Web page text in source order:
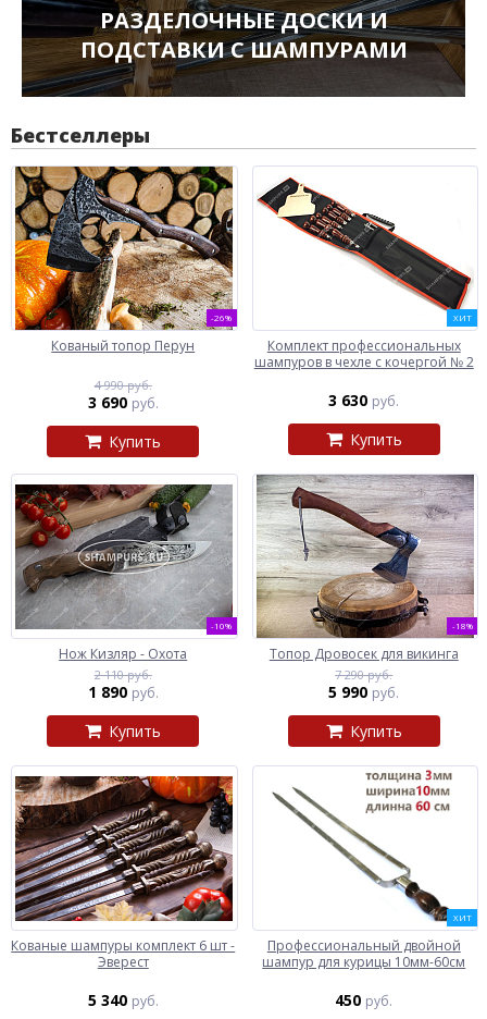
РАЗДЕЛОЧНЫЕ ДОСКИ И
ПОДСТАВКИ С ШАМПУРАМИ
Бестселлеры
-26%
Кованый топор Перун
4 990 руб.
3 690 руб.
Купить
ХИТ
Комплект профессиональных
шампуров в чехле с кочергой № 2
3 630 руб.
Купить
-10%
Нож Кизляр - Охота
2 110 руб.
1 890 руб.
Купить
-18%
Топор Дровосек для викинга
7 290 руб.
5 990 руб.
Купить
Кованые шампуры комплект 6 шт -
Эверест
5 340 руб.
ХИТ
Профессиональный двойной
шампур для курицы 10мм-60см
450 руб.